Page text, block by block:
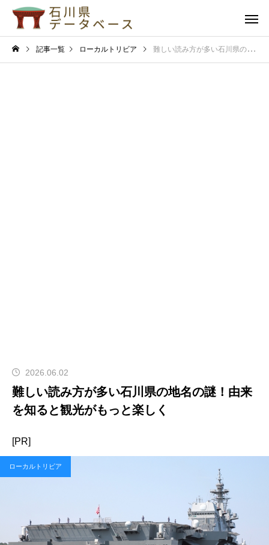
記事一覧 ローカルトリビア 難しい読み方が多い石川県の地名の謎！由来を知ると観光がもっと楽しく
2026.06.02
難しい読み方が多い石川県の地名の謎！由来
を知ると観光がもっと楽しく
[PR]
ローカルトリビア